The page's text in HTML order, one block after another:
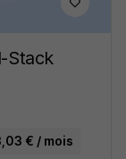
Stack
€ / mois